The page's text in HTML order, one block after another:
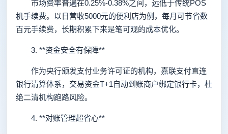
市场费率普遍在0.25%-0.38%之间，远低于传统POS
机手续费。以日营收5000元的便利店为例，每月可节省数
百元手续费，长期积累下来是笔可观的成本优化。
3. **资金安全有保障**
作为央行颁发支付业务许可证的机构，嘉联支付直连
银行清算体系，交易资金T+1自动到账商户绑定银行卡，杜
绝二清机构跑路风险。
4. **对账管理超省心**